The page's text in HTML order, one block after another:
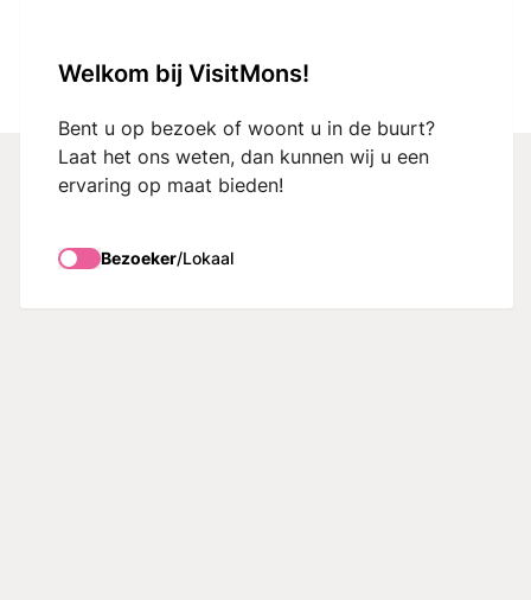
Welkom bij VisitMons!
Bent u op bezoek of woont u in de buurt?
Laat het ons weten, dan kunnen wij u een
ervaring op maat bieden!
Bezoeker/Lokaal
Drinken & Eten